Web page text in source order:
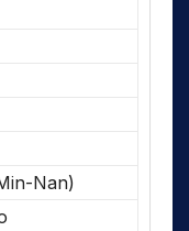
Nan)